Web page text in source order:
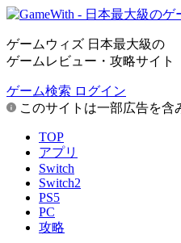
ゲームウィズ 日本最大級の
ゲームレビュー・攻略サイト
ゲーム検索 ログイン
このサイトは一部広告を含
TOP
アプリ
Switch
Switch2
PS5
PC
攻略